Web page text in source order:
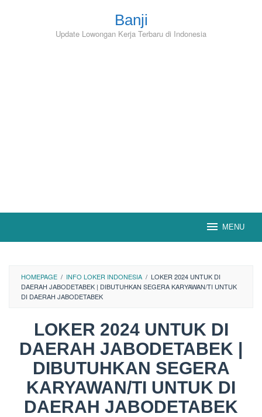
Banji
Update Lowongan Kerja Terbaru di Indonesia
MENU
HOMEPAGE / INFO LOKER INDONESIA / LOKER 2024 UNTUK DI
DAERAH JABODETABEK | DIBUTUHKAN SEGERA KARYAWAN/TI UNTUK
DI DAERAH JABODETABEK
LOKER 2024 UNTUK DI
DAERAH JABODETABEK |
DIBUTUHKAN SEGERA
KARYAWAN/TI UNTUK DI
DAERAH JABODETABEK